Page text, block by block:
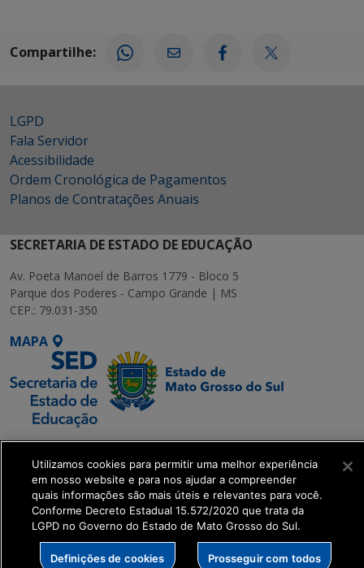
Compartilhe:
LGPD
Fala Servidor
Acessibilidade
Ordem Cronológica de Pagamentos
Planos de Contratações Anuais
SECRETARIA DE ESTADO DE EDUCAÇÃO
Av. Poeta Manoel de Barros 1779 - Bloco 5
Parque dos Poderes - Campo Grande | MS
CEP.: 79.031-350
MAPA
SETDIG | Secretaria-
Executiva de
Transformação Digital
get_footer();
Utilizamos cookies para permitir uma melhor experiência
em nosso website e para nos ajudar a compreender
quais informações são mais úteis e relevantes para você.
Conforme Decreto Estadual 15.572/2020 que trata da
LGPD no Governo do Estado de Mato Grosso do Sul.
Definições de cookies Prosseguir com todos